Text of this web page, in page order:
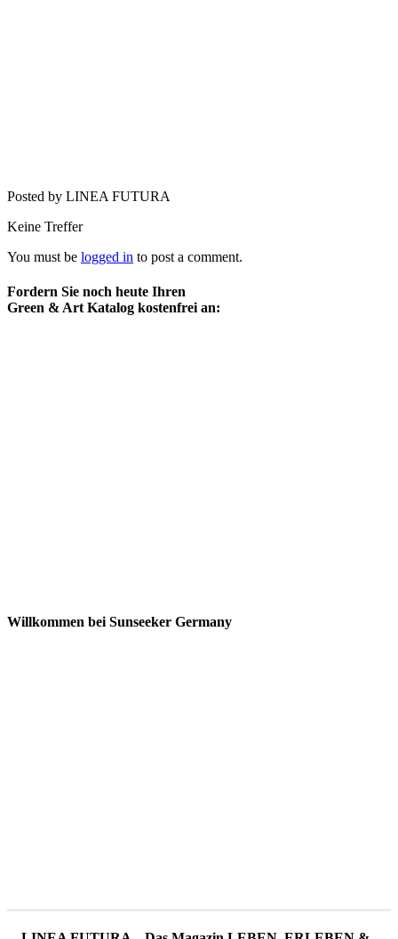
Posted by LINEA FUTURA
Keine Treffer
You must be logged in to post a comment.
Fordern Sie noch heute Ihren
Green & Art Katalog kostenfrei an:
Willkommen bei Sunseeker Germany